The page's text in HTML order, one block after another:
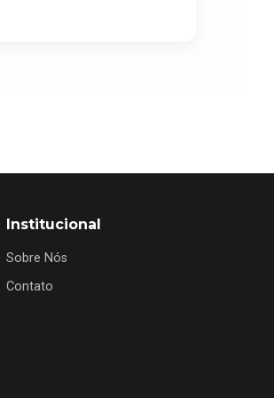
Institucional
Sobre Nós
Contato